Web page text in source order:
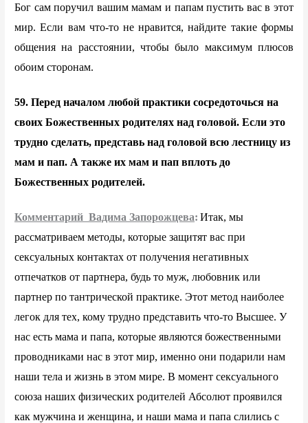
Бог сам поручил вашим мамам и папам пустить вас в этот
мир. Если вам что-то не нравится, найдите такие формы
общения на расстоянии, чтобы было максимум плюсов
обоим сторонам.
59. Перед началом любой практики сосредоточься на
своих Божественных родителях над головой. Если это
трудно сделать, представь над головой всю лестницу из
мам и пап. А также их мам и пап вплоть до
Божественных родителей.
Комментарий Вадима Запорожцева: Итак, мы
рассматриваем методы, которые защитят вас при
сексуальных контактах от получения негативных
отпечатков от партнера, будь то муж, любовник или
партнер по тантрической практике. Этот метод наиболее
легок для тех, кому трудно представить что-то Высшее. У
нас есть мама и папа, которые являются божественными
проводниками нас в этот мир, именно они подарили нам
наши тела и жизнь в этом мире. В момент сексуального
союза наших физических родителей Абсолют проявился
как мужчина и женщина, и наши мама и папа слились с